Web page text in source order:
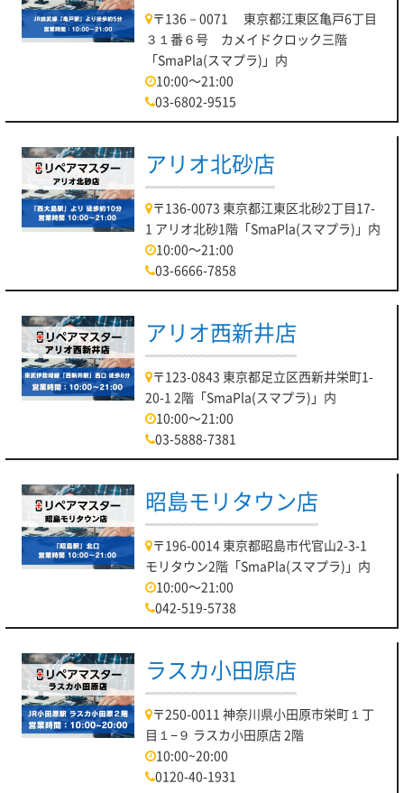
〒136－0071 東京都江東区亀戸6丁目
３１番６号 カメイドクロック三階
「SmaPla(スマプラ)」内
10:00～21:00
03-6802-9515
アリオ北砂店
〒136-0073 東京都江東区北砂2丁目17-
1 アリオ北砂1階「SmaPla(スマプラ)」内
10:00～21:00
03-6666-7858
アリオ西新井店
〒123-0843 東京都足立区西新井栄町1-
20-1 2階「SmaPla(スマプラ)」内
10:00～21:00
03-5888-7381
昭島モリタウン店
〒196-0014 東京都昭島市代官山2-3-1
モリタウン2階「SmaPla(スマプラ)」内
10:00～21:00
042-519-5738
ラスカ小田原店
〒250-0011 神奈川県小田原市栄町１丁
目１−９ ラスカ小田原店 2階
10:00~20:00
0120-40-1931